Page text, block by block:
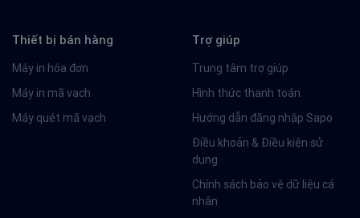
Thiết bị bán hàng
Máy in hóa đơn
Máy in mã vạch
Máy quét mã vạch
Trợ giúp
Trung tâm trợ giúp
Hình thức thanh toán
Hướng dẫn đăng nhập Sapo
Điều khoản & Điều kiện sử
dụng
Chính sách bảo vệ dữ liệu cá
nhân